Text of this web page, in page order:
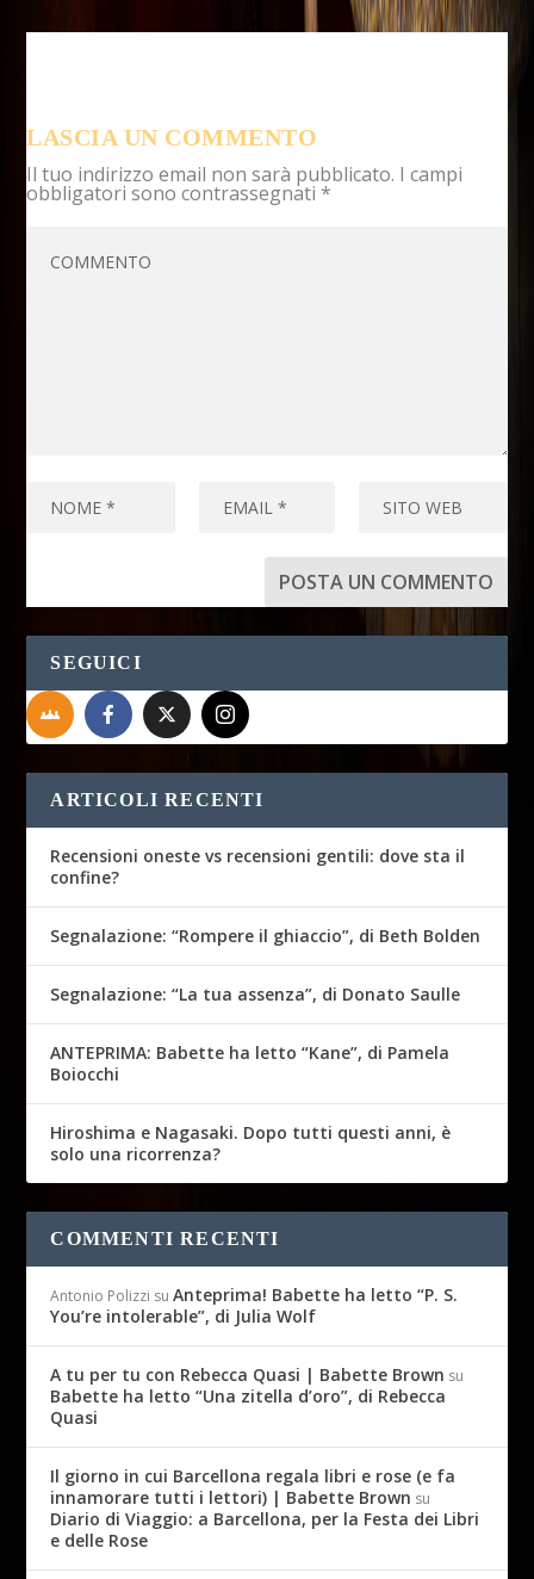
LASCIA UN COMMENTO
Il tuo indirizzo email non sarà pubblicato. I campi
obbligatori sono contrassegnati *
SEGUICI
ARTICOLI RECENTI
Recensioni oneste vs recensioni gentili: dove sta il
confine?
Segnalazione: “Rompere il ghiaccio”, di Beth Bolden
Segnalazione: “La tua assenza”, di Donato Saulle
ANTEPRIMA: Babette ha letto “Kane”, di Pamela
Boiocchi
Hiroshima e Nagasaki. Dopo tutti questi anni, è
solo una ricorrenza?
COMMENTI RECENTI
Antonio Polizzi suAnteprima! Babette ha letto “P. S.
You’re intolerable”, di Julia Wolf
A tu per tu con Rebecca Quasi | Babette Brown su
Babette ha letto “Una zitella d’oro”, di Rebecca
Quasi
Il giorno in cui Barcellona regala libri e rose (e fa
innamorare tutti i lettori) | Babette Brown su
Diario di Viaggio: a Barcellona, per la Festa dei Libri
e delle Rose